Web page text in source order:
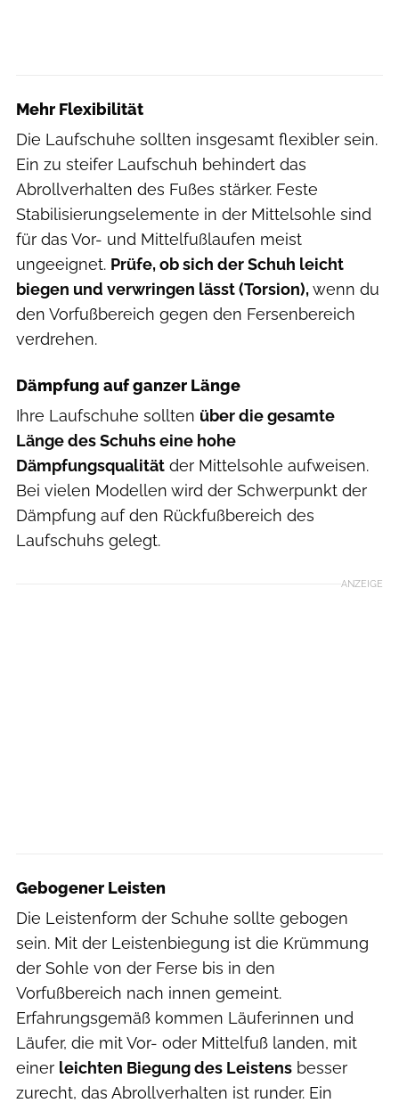
Mehr Flexibilität
Die Laufschuhe sollten insgesamt flexibler sein.
Ein zu steifer Laufschuh behindert das
Abrollverhalten des Fußes stärker. Feste
Stabilisierungselemente in der Mittelsohle sind
für das Vor- und Mittelfußlaufen meist
ungeeignet. Prüfe, ob sich der Schuh leicht
biegen und verwringen lässt (Torsion),wenn du
den Vorfußbereich gegen den Fersenbereich
verdrehen.
Dämpfung auf ganzer Länge
Ihre Laufschuhe sollten über die gesamte
Länge des Schuhs eine hohe
Dämpfungsqualität der Mittelsohle aufweisen.
Bei vielen Modellen wird der Schwerpunkt der
Dämpfung auf den Rückfußbereich des
Laufschuhs gelegt.
ANZEIGE
Gebogener Leisten
Die Leistenform der Schuhe sollte gebogen
sein. Mit der Leistenbiegung ist die Krümmung
der Sohle von der Ferse bis in den
Vorfußbereich nach innen gemeint.
Erfahrungsgemäß kommen Läuferinnen und
Läufer, die mit Vor- oder Mittelfuß landen, mit
einer leichten Biegung des Leistens besser
zurecht, das Abrollverhalten ist runder. Ein